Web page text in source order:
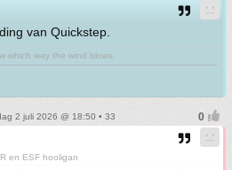
van Quickstep.
which way the wind blows.
2 juli 2026 @ 18:50 • 33
en ESF hooligan